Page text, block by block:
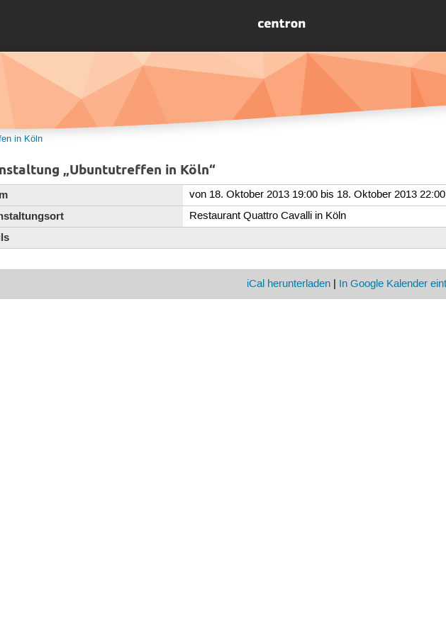
in Köln
„Ubuntutreffen in Köln“
von 18. Oktober 2013 19:00 bis 18. Oktober 2013 22:00
Restaurant Quattro Cavalli in Köln
iCal herunterladen| In Google Kalender